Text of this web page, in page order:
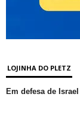
LOJINHA DO PLETZ
Em defesa de Israel